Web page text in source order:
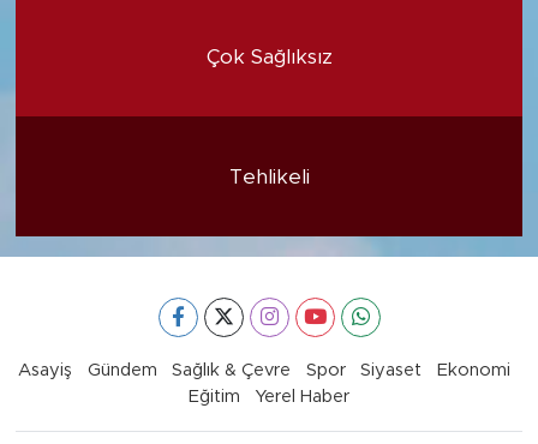
Çok Sağlıksız
Tehlikeli
Asayiş Gündem Sağlık & Çevre Spor Siyaset
Ekonomi
Eğitim
Yerel Haber